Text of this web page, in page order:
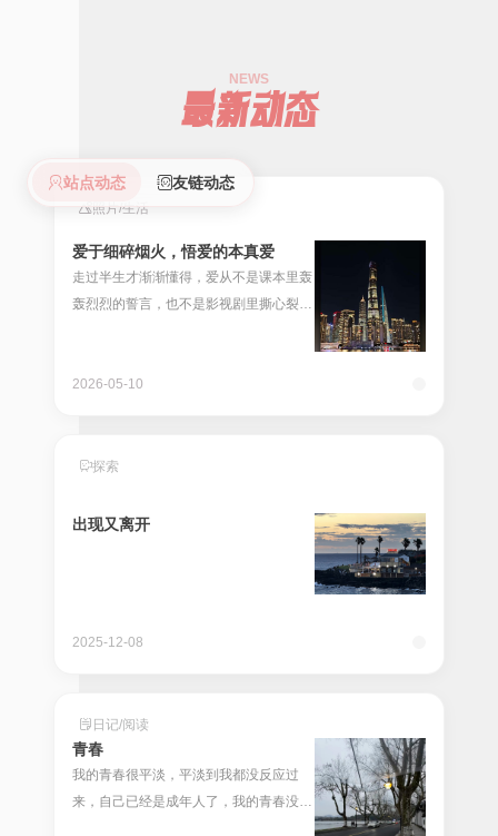
NEWS
最新动态
站点动态 友链动态
照片 /生活
爱于细碎烟火，悟爱的本真爱
走过半生才渐渐懂得，爱从不是课本里轰
轰烈烈的誓言，也不是影视剧里撕心裂肺
养着我们一路前行，也让我们在失去与拥
2026-05-10
探索
出现又离开
2025-12-08
日记/阅读
青春
我的青春很平淡，平淡到我都没反应过
来，自己已经是成年人了，我的青春没有